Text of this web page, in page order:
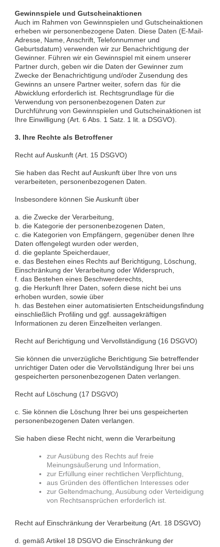
Gewinnspiele und Gutscheinaktionen
Auch im Rahmen von Gewinnspielen und Gutscheinaktionen
erheben wir personenbezogene Daten. Diese Daten (E-Mail-
Adresse, Name, Anschrift, Telefonnummer und
Geburtsdatum) verwenden wir zur Benachrichtigung der
Gewinner. Führen wir ein Gewinnspiel mit einem unserer
Partner durch, geben wir die Daten der Gewinner zum
Zwecke der Benachrichtigung und/oder Zusendung des
Gewinns an unsere Partner weiter, sofern das für die
Abwicklung erforderlich ist. Rechtsgrundlage für die
Verwendung von personenbezogenen Daten zur
Durchführung von Gewinnspielen und Gutscheinaktionen ist
Ihre Einwilligung (Art. 6 Abs. 1 Satz. 1 lit. a DSGVO).
3. Ihre Rechte als Betroffener
Recht auf Auskunft (Art. 15 DSGVO)
Sie haben das Recht auf Auskunft über Ihre von uns
verarbeiteten, personenbezogenen Daten.
Insbesondere können Sie Auskunft über
a. die Zwecke der Verarbeitung,
b. die Kategorie der personenbezogenen Daten,
c. die Kategorien von Empfängern, gegenüber denen Ihre
Daten offengelegt wurden oder werden,
d. die geplante Speicherdauer,
e. das Bestehen eines Rechts auf Berichtigung, Löschung,
Einschränkung der Verarbeitung oder Widerspruch,
f. das Bestehen eines Beschwerderechts,
g. die Herkunft Ihrer Daten, sofern diese nicht bei uns
erhoben wurden, sowie über
h. das Bestehen einer automatisierten Entscheidungsfindung
einschließlich Profiling und ggf. aussagekräftigen
Informationen zu deren Einzelheiten verlangen.
Recht auf Berichtigung und Vervollständigung (16 DSGVO)
Sie können die unverzügliche Berichtigung Sie betreffender
unrichtiger Daten oder die Vervollständigung Ihrer bei uns
gespeicherten personenbezogenen Daten verlangen.
Recht auf Löschung (17 DSGVO)
c. Sie können die Löschung Ihrer bei uns gespeicherten
personenbezogenen Daten verlangen.
Sie haben diese Recht nicht, wenn die Verarbeitung
zur Ausübung des Rechts auf freie
Meinungsäußerung und Information,
zur Erfüllung einer rechtlichen Verpflichtung,
aus Gründen des öffentlichen Interesses oder
zur Geltendmachung, Ausübung oder Verteidigung
von Rechtsansprüchen erforderlich ist.
Recht auf Einschränkung der Verarbeitung (Art. 18 DSGVO)
d. gemäß Artikel 18 DSGVO die Einschränkung der